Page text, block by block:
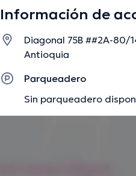
Información de
Diagonal 75B ##2A-80/
Antioquia
Parqueadero
Sin parqueadero